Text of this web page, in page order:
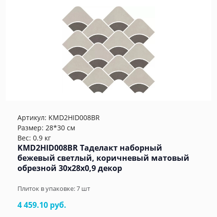
Артикул: KMD2HID008BR
Размер: 28*30 см
Вес: 0.9 кг
KMD2HID008BR Таделакт наборный
бежевый светлый, коричневый матовый
обрезной 30x28x0,9 декор
Плиток в упаковке:7 шт
4 459.10 руб.